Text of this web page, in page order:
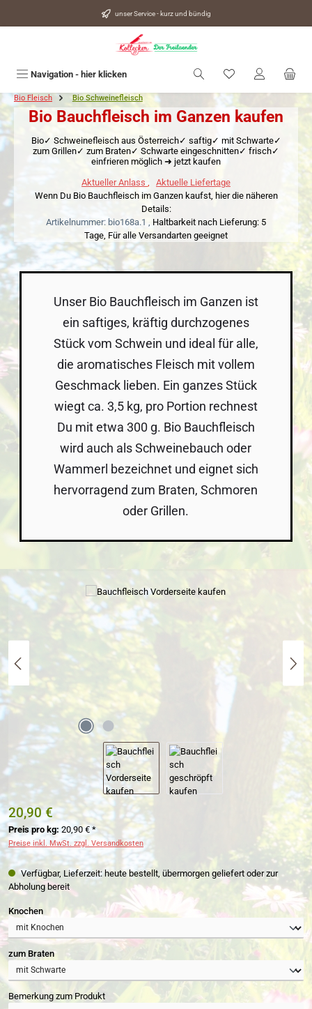
unser Service - kurz und bündig
Navigation - hier klicken Du hast 0
Bio Fleisch Bio Schweinefleisch
Bio Bauchfleisch im Ganzen kaufen
Bio✓ Schweinefleisch aus Österreich✓ saftig✓ mit Schwarte✓
zum Grillen✓ zum Braten✓ Schwarte eingeschnitten✓ frisch✓
einfrieren möglich ➜ jetzt kaufen
Aktueller Anlass
Aktuelle Liefertage
Wenn Du Bio Bauchfleisch im Ganzen kaufst, hier die näheren
Details:
Artikelnummer: bio168a.1 , Haltbarkeit nach Lieferung: 5
Tage, Für alle Versandarten geeignet
Unser Bio Bauchfleisch im Ganzen ist
ein saftiges, kräftig durchzogenes
Stück vom Schwein und ideal für alle,
die aromatisches Fleisch mit vollem
Geschmack lieben. Ein ganzes Stück
wiegt ca. 3,5 kg, pro Portion rechnest
Du mit etwa 300 g. Bio Bauchfleisch
wird auch als Schweinebauch oder
Wammerl bezeichnet und eignet sich
hervorragend zum Braten, Schmoren
oder Grillen.
Bildergalerie überspringen
20,90 €
Preis pro kg: 20,90 € *
Preise inkl. MwSt. zzgl. Versandkosten
Verfügbar, Lieferzeit: heute bestellt, übermorgen geliefert oder zur
Abholung bereit
Knochenauswählen
zum Bratenauswählen
Bemerkung zum Produkt